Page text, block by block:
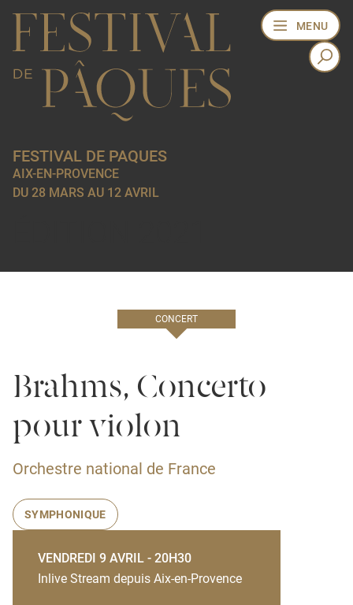
MENU
FESTIVAL DE PAQUES
AIX-EN-PROVENCE
DU 28 MARS AU 12 AVRIL
CONCERT
Brahms, Concerto
pour violon
Orchestre national de France
SYMPHONIQUE
VENDREDI 9 AVRIL - 20H30
Inlive Stream depuis Aix-en-Provence